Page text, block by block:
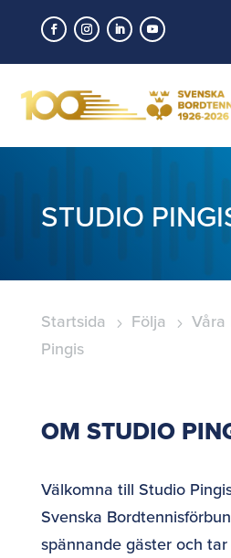
STUDIO
Startsida 5 Följa 5 Våra
Pingis
OM STUDIO
Välkomna till Studio
Svenska
spännande gäster och